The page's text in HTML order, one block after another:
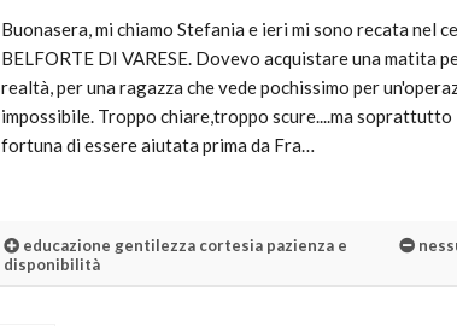
Buonasera, mi chiamo Stefania e ieri mi sono recata nel
BELFORTE DI VARESE. Dovevo acquistare una matita
realtà, per una ragazza che vede pochissimo per
impossibile. Troppo chiare,troppo scure....ma
fortuna di essere aiutata prima da Fra…
educazione gentilezza cortesia pazienza e
disponibilità